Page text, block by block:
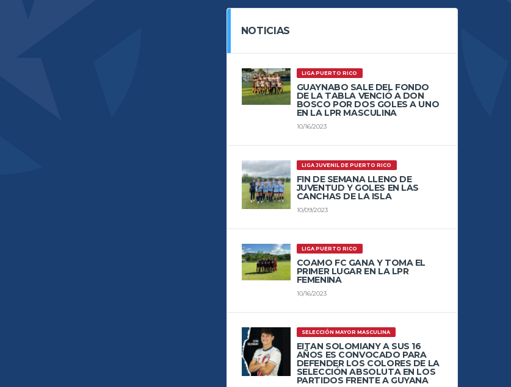
NOTICIAS
LIGA PUERTO RICO
GUAYNABO SALE DEL FONDO
DE LA TABLA VENCIÓ A DON
BOSCO POR DOS GOLES A UNO
EN LA LPR MASCULINA
10/16/2023
LIGA JUVENIL DE PUERTO RICO
FIN DE SEMANA LLENO DE
JUVENTUD Y GOLES EN LAS
CANCHAS DE LA ISLA
10/09/2023
LIGA PUERTO RICO
COAMO FC GANA Y TOMA EL
PRIMER LUGAR EN LA LPR
FEMENINA
10/16/2023
SELECCIÓN MAYOR MASCULINA
EITAN SOLOMIANY A SUS 16
AÑOS ES CONVOCADO PARA
DEFENDER LOS COLORES DE LA
SELECCIÓN ABSOLUTA EN LOS
PARTIDOS FRENTE A GUYANA